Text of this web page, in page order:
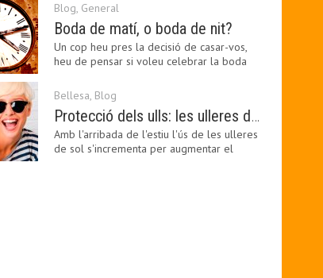
Blog, General
Boda de matí, o boda de nit?
Un cop heu pres la decisió de casar-vos,
heu de pensar si voleu celebrar la boda
Bellesa, Blog
Protecció dels ulls: les ulleres de sol, imprescindibles en una boda estiuenca
Amb l'arribada de l'estiu l'ús de les ulleres
de sol s'incrementa per augmentar el